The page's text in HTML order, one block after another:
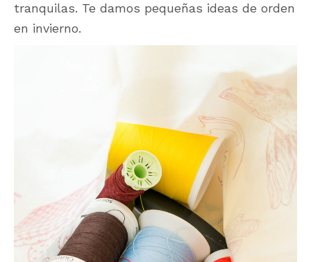
tranquilas. Te damos pequeñas ideas de orden
en invierno.